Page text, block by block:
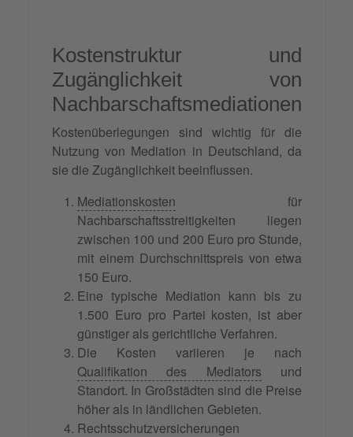
Kostenstruktur und
Zugänglichkeit von
Nachbarschaftsmediationen
Kostenüberlegungen sind wichtig für die
Nutzung von Mediation in Deutschland, da
sie die Zugänglichkeit beeinflussen.
Mediationskosten für
Nachbarschaftsstreitigkeiten liegen
zwischen 100 und 200 Euro pro Stunde,
mit einem Durchschnittspreis von etwa
150 Euro.
Eine typische Mediation kann bis zu
1.500 Euro pro Partei kosten, ist aber
günstiger als gerichtliche Verfahren.
Die Kosten variieren je nach
Qualifikation des Mediators und
Standort. In Großstädten sind die Preise
höher als in ländlichen Gebieten.
Rechtsschutzversicherungen